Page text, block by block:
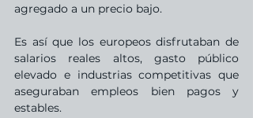
agregado a un precio bajo.
Es así que los europeos disfrutaban de
salarios reales altos, gasto público
elevado e industrias competitivas que
aseguraban empleos bien pagos y
estables.